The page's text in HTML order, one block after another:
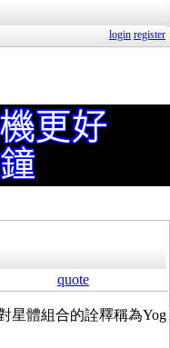
login register
quote
星體組合的詮釋稱為Yog